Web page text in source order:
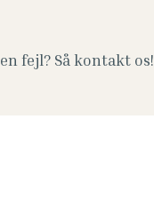
fejl? Så kontakt os!